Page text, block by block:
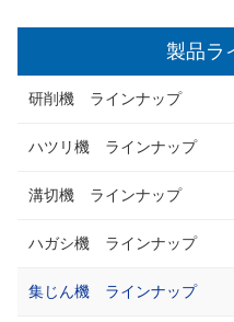
製品ラ
研削機 ラインナップ
ハツリ機 ラインナップ
溝切機 ラインナップ
ハガシ機 ラインナップ
集じん機 ラインナップ